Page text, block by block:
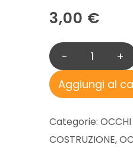
3,00 €
E
X
T
A
S
-
+
Aggiungi al
Categorie: OCCHI
COSTRUZIONE,